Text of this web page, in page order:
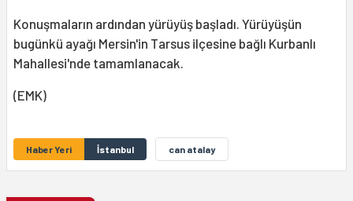
Konuşmaların ardından yürüyüş başladı. Yürüyüşün
bugünkü ayağı Mersin'in Tarsus ilçesine bağlı Kurbanlı
Mahallesi'nde tamamlanacak.
(EMK)
Haber Yeri İstanbul can atalay